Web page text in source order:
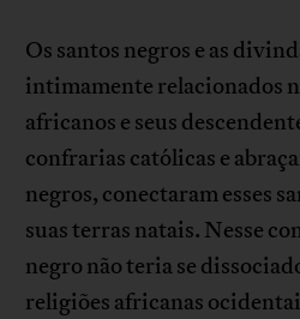
Os santos negros e as
intimamente relacionados
africanos e seus
confrarias católicas e
negros, conectaram esses
suas terras natais. Nesse
negro não teria se
religiões africanas